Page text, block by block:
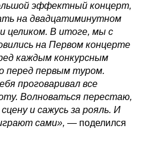
эффектный концерт,
на двадцатиминутном
целиком. В итоге, мы с
на Первом концерте
каждым конкурсным
перед первым туром.
проговаривал все
Волноваться перестаю,
и сажусь за рояль. И
сами», — поделился